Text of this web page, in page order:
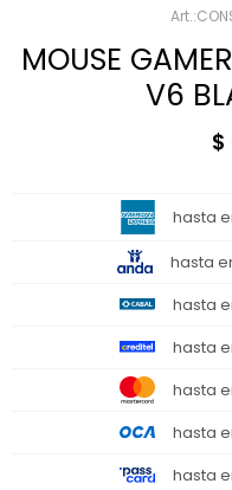
MOUSE
V6
$
hasta
hasta
hasta
hasta
hasta
hasta
hasta